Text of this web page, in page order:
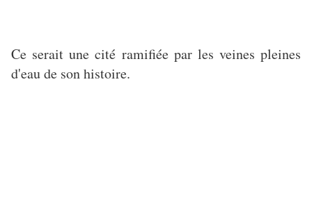
Ce serait une cité ramifiée par les veines pleines
d'eau de son histoire.